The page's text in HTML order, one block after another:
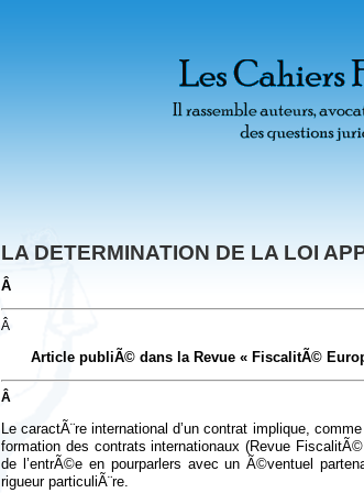
LA DETERMINATION DE LA LOI
Â
Â
Article publiÃ© dans la Revue « FiscalitÃ©
Â
Le caractÃ¨re international d’un contrat implique,
formation des contrats internationaux (Revue
de l’entrÃ©e en pourparlers avec un Ã©ventuel
rigueur particuliÃ¨re.